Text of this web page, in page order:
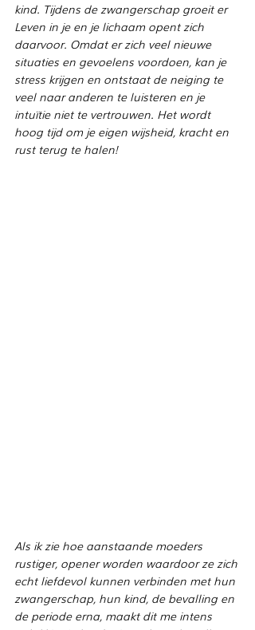
kind. Tijdens de zwangerschap groeit er
Leven in je en je lichaam opent zich
daarvoor. Omdat er zich veel nieuwe
situaties en gevoelens voordoen, kan je
stress krijgen en ontstaat de neiging te
veel naar anderen te luisteren en je
intuïtie niet te vertrouwen. Het wordt
hoog tijd om je eigen wijsheid, kracht en
rust terug te halen!
Als ik zie hoe aanstaande moeders
rustiger, opener worden waardoor ze zich
echt liefdevol kunnen verbinden met hun
zwangerschap, hun kind, de bevalling en
de periode erna, maakt dit me intens